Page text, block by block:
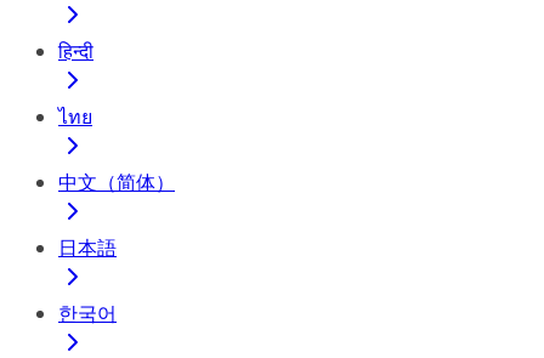
हिन्दी
ไทย
中文（简体）
日本語
한국어